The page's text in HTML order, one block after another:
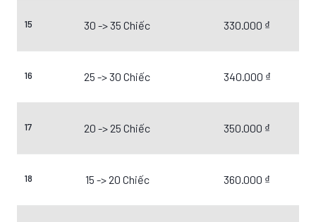
15 30 -> 35 Chiếc 330.000 ₫
16 25 -> 30 Chiếc 340.000 ₫
17 20 -> 25 Chiếc 350.000 ₫
18 15 -> 20 Chiếc 360.000 ₫